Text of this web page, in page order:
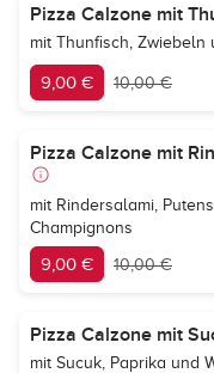
Pizza Calzone mit
mit Thunfisch, Zwiebeln
9,00 € 10,00 €
Pizza Calzone mit
mit Rindersalami,
Champignons
9,00 € 10,00 €
Pizza Calzone mit
mit Sucuk, Paprika und